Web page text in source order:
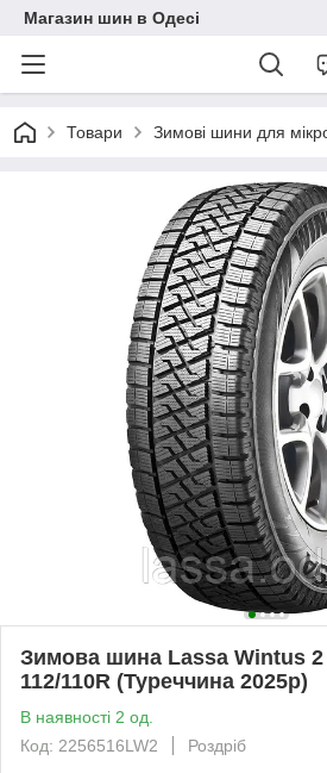
Магазин шин в Одесі
Товари Зимові шини для
Зимова шина Lassa Wintus 2
112/110R (Туреччина 2025р)
В наявності 2 од.
Код: 2256516LW2
Роздріб